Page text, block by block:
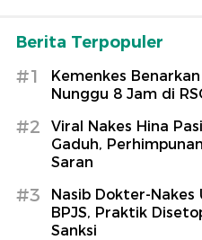
Berita Terpopuler
#1
Kemenkes
Nunggu 8 Jam di
#2
Viral Nakes Hina
Gaduh,
Saran
#3
Nasib Dokter-Nakes
BPJS, Praktik
Sanksi